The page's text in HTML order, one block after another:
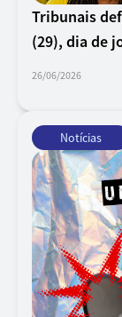
Tribunais
(29), dia de
26/06/2026
Notícias